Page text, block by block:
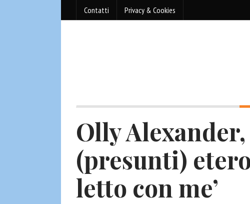
Contatti Privacy & Cookies
Olly
(presunti)
letto con me’